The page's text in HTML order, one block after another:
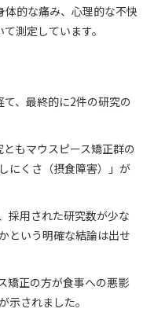
体的な痛み、心理的な不快
測定しています。
、最終的に2件の研究の
もマウスピース矯正群の
にくさ（摂食障害）」が
採用された研究数が少な
という明確な結論は出せ
矯正の方が食事への悪影
示されました。